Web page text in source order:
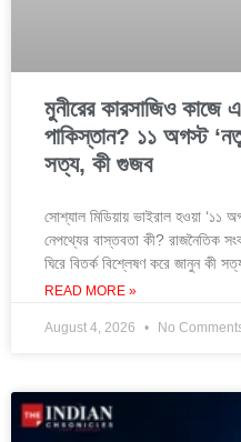
মুনীরের কারসাজিও কাজে
পাকিস্তান? ১১ অগস্ট
সত্য, কী গুজব
সোশ্যাল মিডিয়ায় ভাইরাল হওয়া ‘১১
নেপথ্যের বাস্তবতা কী? রাজনৈতিক
ঘিরে বিতর্ক বিশ্লেষণ করে জানুন কী
READ MORE »
August 4, 2026 No